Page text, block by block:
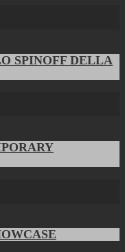
SPINOFF DELLA